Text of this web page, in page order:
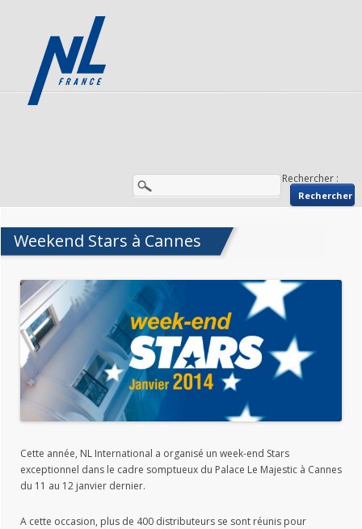
Rechercher :
Weekend Stars à Cannes
Cette année, NL International a organisé un week-end Stars
exceptionnel dans le cadre somptueux du Palace Le Majestic à Cannes
du 11 au 12 janvier dernier.
A cette occasion, plus de 400 distributeurs se sont réunis pour